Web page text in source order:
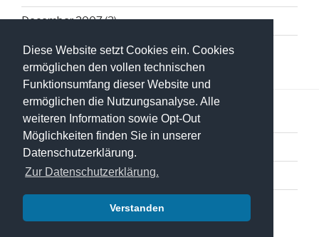
Diese Website setzt Cookies ein. Cookies
ermöglichen den vollen technischen
Funktionsumfang dieser Website und
ermöglichen die Nutzungsanalyse. Alle
weiteren Information sowie Opt-Out
Möglichkeiten finden Sie in unserer
Datenschutzerklärung.
Zur Datenschutzerklärung.
Verstanden
December 2007(3)
Datenschutzerklärung
Impressum